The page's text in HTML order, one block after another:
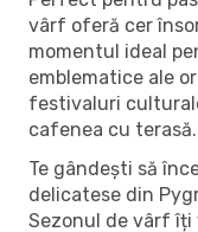
vârf oferă cer
momentul ideal
emblematice ale
festivaluri
cafenea cu terasă.
Te gândești să
delicatese din
Sezonul de vârf